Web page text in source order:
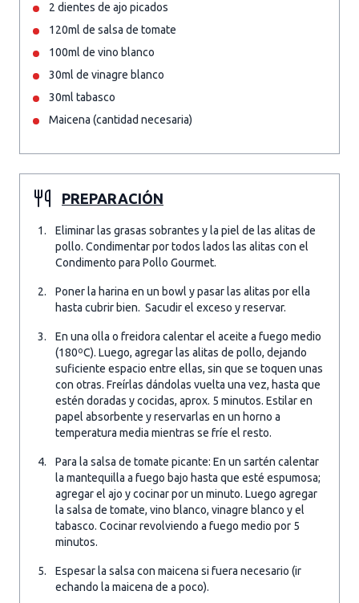
2 dientes de ajo picados
120ml de salsa de tomate
100ml de vino blanco
30ml de vinagre blanco
30ml tabasco
Maicena (cantidad necesaria)
PREPARACIÓN
Eliminar las grasas sobrantes y la piel de las alitas de
pollo. Condimentar por todos lados las alitas con el
Condimento para Pollo Gourmet.
Poner la harina en un bowl y pasar las alitas por ella
hasta cubrir bien. Sacudir el exceso y reservar.
En una olla o freidora calentar el aceite a fuego medio
(180ºC). Luego, agregar las alitas de pollo, dejando
suficiente espacio entre ellas, sin que se toquen unas
con otras. Freírlas dándolas vuelta una vez, hasta que
estén doradas y cocidas, aprox. 5 minutos. Estilar en
papel absorbente y reservarlas en un horno a
temperatura media mientras se fríe el resto.
Para la salsa de tomate picante: En un sartén calentar
la mantequilla a fuego bajo hasta que esté espumosa;
agregar el ajo y cocinar por un minuto. Luego agregar
la salsa de tomate, vino blanco, vinagre blanco y el
tabasco. Cocinar revolviendo a fuego medio por 5
minutos.
Espesar la salsa con maicena si fuera necesario (ir
echando la maicena de a poco).